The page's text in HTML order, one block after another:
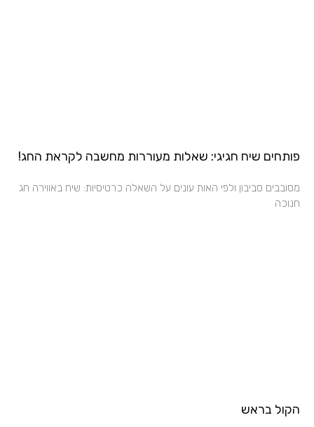
פותחים שיח חגיגי: שאלות מעוררות מחשבה לקראת החג!
מסובבים סביבון ולפי האות עונים על השאלה כרטיסיות: שיח באווירה חג
חנוכה
הקול בראש